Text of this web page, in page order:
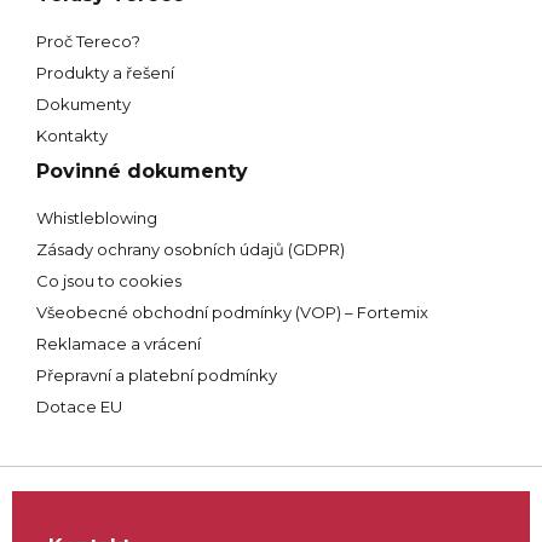
Střechy Stoček
Adresa:
Tel.:
E-mail:
Střechy Pecháček
Tel.:
E-mail:
danielpechacek@seznam.cz
Střechy Swarovský
Tel.:
606 407 763
E-mail:
Proč Tereco?
Produkty a řešení
Dokumenty
Kontakty
Povinné dokumenty
Whistleblowing
Zásady ochrany osobních údajů (GDPR)
Co jsou to cookies
Všeobecné obchodní podmínky (VOP) – Fortemix
Reklamace a vrácení
Přepravní a platební podmínky
Dotace EU